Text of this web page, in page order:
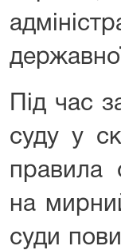
Під час
суду у
правила
на
суди